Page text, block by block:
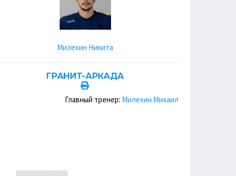
Милехин Никита
ГРАНИТ-АРКАДА
Главный тренер: Милехин Михаил